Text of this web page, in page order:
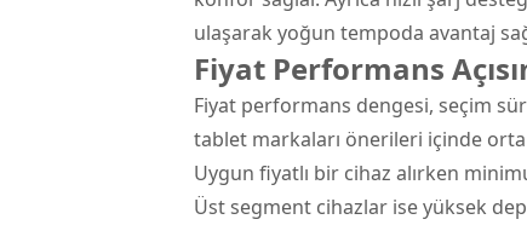
ulaşarak yoğun tempoda avantaj
Fiyat Performans
Fiyat performans dengesi, seçim
tablet markaları önerileri içinde
Uygun fiyatlı bir cihaz alırken
Üst segment cihazlar ise yüksek